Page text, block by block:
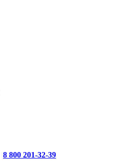
8 800 201-32-39